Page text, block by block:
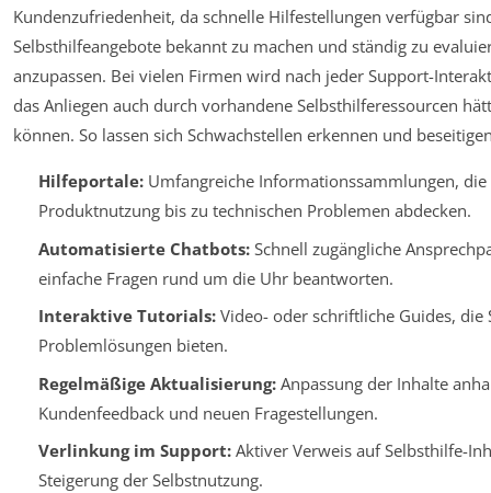
Kundenzufriedenheit, da schnelle Hilfestellungen verfügbar
Selbsthilfeangebote bekannt zu machen und ständig zu
anzupassen. Bei vielen Firmen wird nach jeder Support-
das Anliegen auch durch vorhandene Selbsthilferessourcen
können. So lassen sich Schwachstellen erkennen und
Hilfeportale:Umfangreiche Informationssammlungen, die
Produktnutzung bis zu technischen Problemen abdecken.
Automatisierte Chatbots:Schnell zugängliche
einfache Fragen rund um die Uhr beantworten.
Interaktive Tutorials:Video- oder schriftliche Guides, die
Problemlösungen bieten.
Regelmäßige Aktualisierung:Anpassung der Inhalte
Kundenfeedback und neuen Fragestellungen.
Verlinkung im Support:Aktiver Verweis auf Selbsthilfe-
Steigerung der Selbstnutzung.